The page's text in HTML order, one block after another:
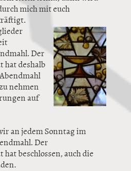
mich mit euch
Der
hat deshalb
nehmen
auf
an jedem Sonntag im
Der
beschlossen, auch die